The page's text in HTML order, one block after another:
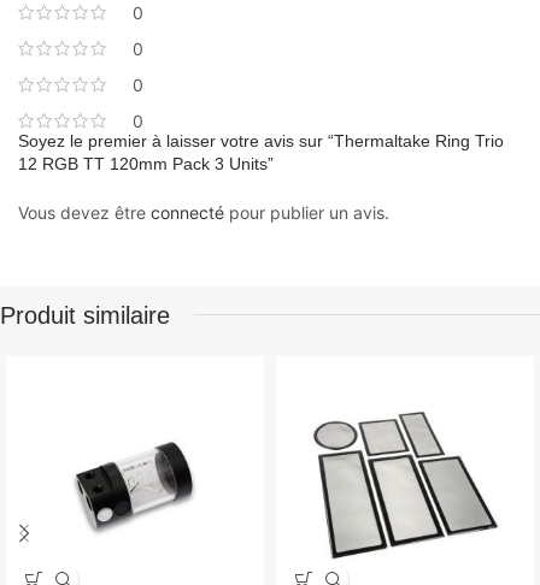
0
0
0
0
Soyez le premier à laisser votre avis sur “Thermaltake Ring Trio
12 RGB TT 120mm Pack 3 Units”
Vous devez être connecté pour publier un avis.
Produit similaire